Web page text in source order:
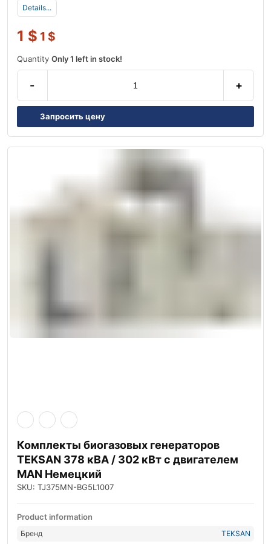
Details...
1 $ 1 $
Quantity Only 1 left in stock!
- +
Запросить цену
Комплекты биогазовых генераторов
TEKSAN 378 кВА / 302 кВт с двигателем
MAN Немецкий
SKU: TJ375MN-BG5L1007
Product information
Бренд
TEKSAN